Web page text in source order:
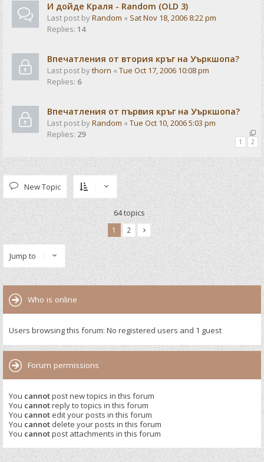
И дойде Краля - Random (OLD 3)
Last post byRandom « Sat Nov 18, 2006 8:22 pm
Replies: 14
Впечатления от втория кръг на Уъркшопа?
Last post bythorn « Tue Oct 17, 2006 10:08 pm
Replies: 6
Впечатления от първия кръг на Уъркшопа?
Last post byRandom « Tue Oct 10, 2006 5:03 pm
Replies: 29
1 2
New Topic
64 topics
1 2
Jump to
Who is online
Users browsing this forum: No registered users and 1 guest
Forum permissions
You cannotpost new topics in this forum
You cannotreply to topics in this forum
You cannot edit your posts in this forum
You cannot delete your posts in this forum
You cannotpost attachments in this forum